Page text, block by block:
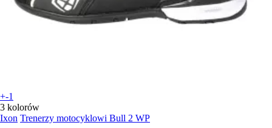
+-1
3 kolorów
Ixon Trenerzy motocyklowi Bull 2 WP